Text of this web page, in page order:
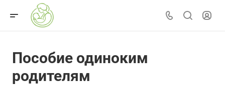
Пособие одиноким
родителям